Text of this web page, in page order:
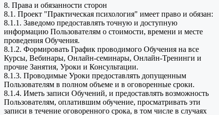
8. Права и обязанности сторон
8.1. Проект "Практическая психология" имеет право и обязан:
8.1.1. Заведомо предоставлять точную и доступную
информацию Пользователям о стоимости, времени и месте
проведения Обучения.
8.1.2. Формировать График проводимого Обучения на все
Курсы, Вебинары, Онлайн-семинары, Онлайн-Тренинги и
прочие Занятия, Уроки и Консультации.
8.1.3. Проводимые Уроки предоставлять допущенным
Пользователям в полном объеме и в оговоренные сроки.
8.1.4. Иметь записи Обучений, и предоставлять возможность
Пользователям, оплатившим обучение, просматривать эти
записи в течение оговоренного срока, в том числе в случаях